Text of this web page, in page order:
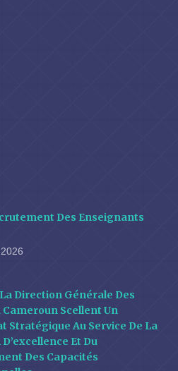
Des Enseignants
2026
La Direction Générale Des
Scellent Un
Stratégique Au Service De La
Et Du
Des Capacités